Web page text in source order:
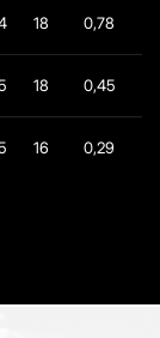
18 0,78
18 0,45
16 0,29